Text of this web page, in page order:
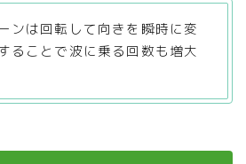
ンは回転して向きを瞬時に変
ることで波に乗る回数も増大